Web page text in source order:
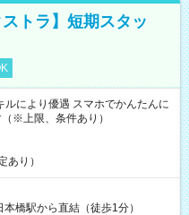
トラ】短期スタッ
により優遇 スマホでかんたんに
※上限、条件あり）
あり）
橋駅から直結（徒歩1分）